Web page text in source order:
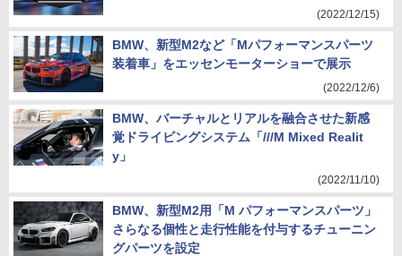
(2022/12/15)
BMW、新型M2など「Mパフォーマンスパーツ
装着車」をエッセンモーターショーで展示
(2022/12/6)
BMW、バーチャルとリアルを融合させた新感
覚ドライビングシステム「///M Mixed Realit
y」
(2022/11/10)
BMW、新型M2用「M パフォーマンスパーツ」
さらなる個性と走行性能を付与するチューニン
グパーツを設定